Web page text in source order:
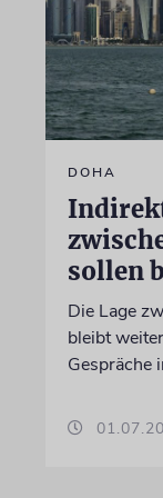
DOHA
sollen
Die Lage
bleibt
Gespräche